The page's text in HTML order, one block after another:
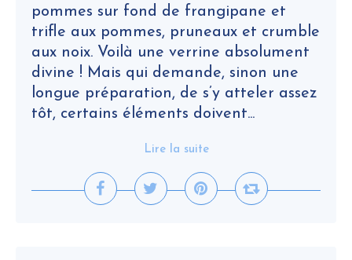
pommes sur fond de frangipane et
trifle aux pommes, pruneaux et crumble
aux noix. Voilà une verrine absolument
divine ! Mais qui demande, sinon une
longue préparation, de s’y atteler assez
tôt, certains éléments doivent...
Lire la suite